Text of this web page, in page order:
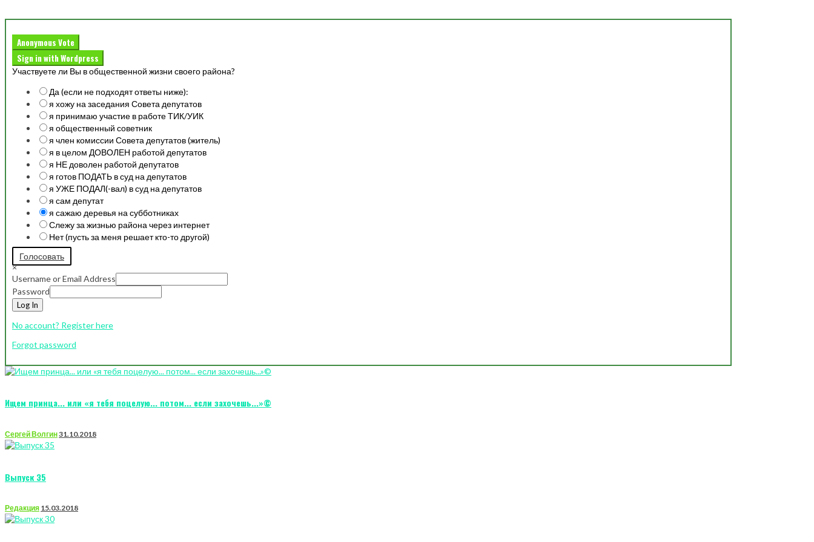
Anonymous Vote
Sign in with Wordpress
Участвуете ли Вы в общественной жизни своего района?
Да (если не подходят ответы ниже):
я хожу на заседания Совета депутатов
я принимаю участие в работе ТИК/УИК
я общественный советник
я член комиссии Совета депутатов (житель)
я в целом ДОВОЛЕН работой депутатов
я НЕ доволен работой депутатов
я готов ПОДАТЬ в суд на депутатов
я УЖЕ ПОДАЛ(-вал) в суд на депутатов
я сам депутат
я сажаю деревья на субботниках
Слежу за жизнью района через интернет
Нет (пусть за меня решает кто-то другой)
Голосовать
×
Username or Email Address
Password
Log In
No account? Register here
Forgot password
Ищем принца... или «я тебя поцелую... потом... если захочешь...»©
Сергей Волгин31.10.2018
Выпуск 35
Редакция 15.03.2018